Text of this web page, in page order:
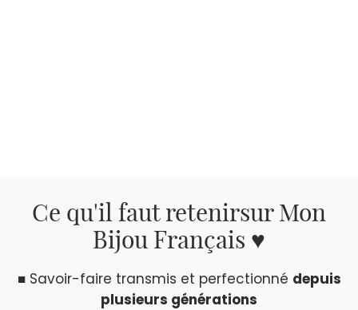
Ce qu'il faut retenirsur Mon
Bijou Français ♥
■ Savoir-faire transmis et perfectionné depuis
plusieurs générations